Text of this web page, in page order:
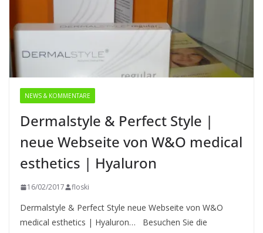
NEWS & KOMMENTARE
Dermalstyle & Perfect Style |
neue Webseite von W&O medical
esthetics | Hyaluron
16/02/2017 floski
Dermalstyle & Perfect Style neue Webseite von W&O
medical esthetics | Hyaluron… Besuchen Sie die